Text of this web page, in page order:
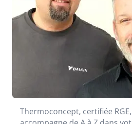
Thermoconcept, certifiée